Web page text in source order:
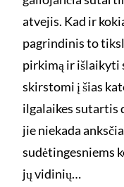
atvejis. Kad ir
pagrindinis to
pirkimą ir išlaikyti
skirstomi į šias
ilgalaikes sutartis
jie niekada
sudėtingesniems
jų vidinių…